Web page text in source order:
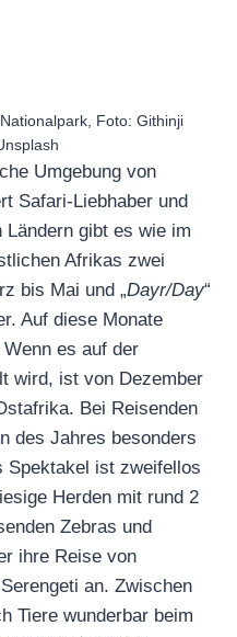
Foto: Githinji
Umgebung von
Safari-Liebhaber und
Ländern gibt es wie im
Afrikas zwei
bis Mai und „Dayr/Day“
Auf diese Monate
es auf der
wird, ist von Dezember
Bei Reisenden
des Jahres besonders
Spektakel ist zweifellos
Herden mit rund 2
Zebras und
ihre Reise von
an. Zwischen
Tiere wunderbar beim